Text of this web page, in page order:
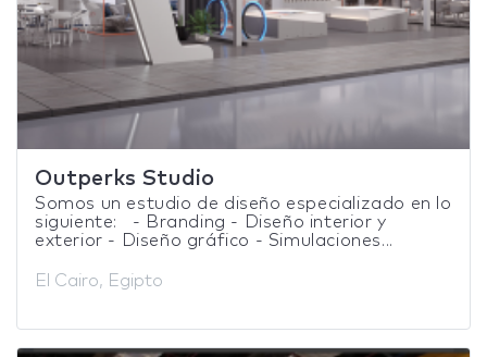
Outperks Studio
Somos un estudio de diseño especializado en lo
siguiente: - Branding - Diseño interior y
exterior - Diseño gráfico - Simulaciones...
El Cairo, Egipto